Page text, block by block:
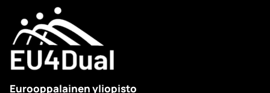
Eurooppalainen yliopisto